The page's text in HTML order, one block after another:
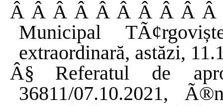
Â Â Â Â Â Â Â Â Â
Municipal
extraordinară, astăzi,
Â§
Referatulde
36811/07.10.2021,